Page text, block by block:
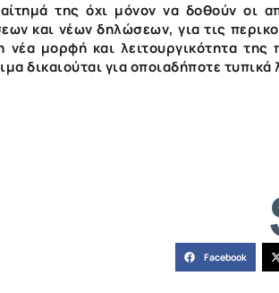
της όχι μόνον να δοθούν οι
και νέων δηλώσεων, για τις
μορφή και λειτουργικότητα της
δικαιούται για οποιαδήποτε
Facebook